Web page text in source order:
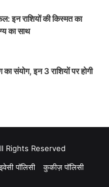
इन राशियों की किस्मत का
का साथ
संयोग, इन 3 राशियों पर होगी
Rights Reserved
पॉलिसी कुकीज़ पॉलिसी